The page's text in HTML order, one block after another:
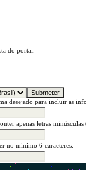
do portal.
desejado para incluir as
apenas letras
no mínimo 6 caracteres.